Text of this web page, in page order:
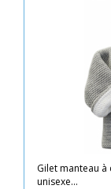
Gilet manteau
unisexe...